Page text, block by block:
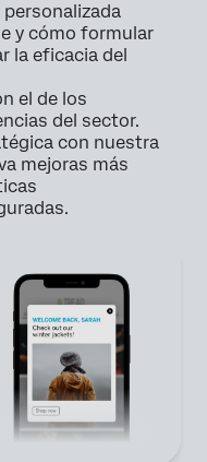
y cómo formular
la eficacia del
el de los
del sector.
con nuestra
mejoras más